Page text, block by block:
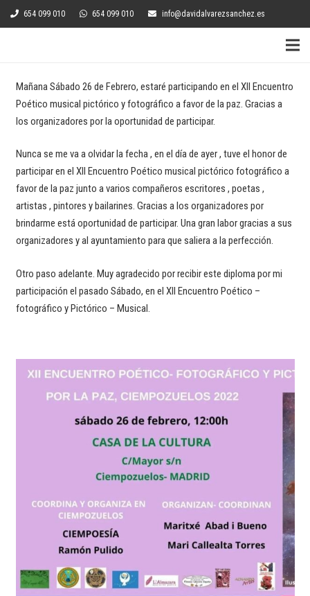
654 099 010 654 099 010 info@davidalvarezsanchez.es
Mañana Sábado 26 de Febrero, estaré participando en el XII Encuentro
Poético musical pictórico y fotográfico a favor de la paz. Gracias a
los organizadores por la oportunidad de participar.
Nunca se me va a olvidar la fecha , en el día de ayer , tuve el honor de
participar en el XII Encuentro Poético musical pictórico fotográfico a
favor de la paz junto a varios compañeros escritores , poetas ,
artistas , pintores y bailarines. Gracias a los organizadores por
brindarme está oportunidad de participar. Una gran labor gracias a sus
organizadores y al ayuntamiento para que saliera a la perfección.
Otro paso adelante. Muy agradecido por recibir este diploma por mi
participación el pasado Sábado, en el XII Encuentro Poético –
fotográfico y Pictórico – Musical.